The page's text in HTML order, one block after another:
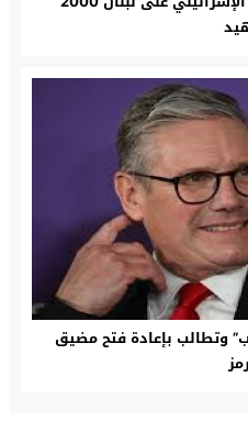
وتطالب بإعادة فتح مضيق